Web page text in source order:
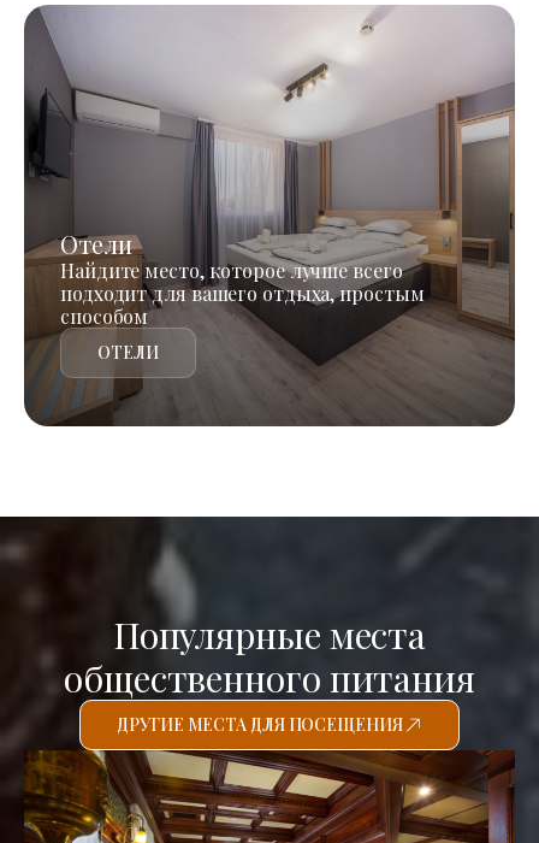
Отели
Найдите место, которое лучше всего
подходит для вашего отдыха, простым
способом
ОТЕЛИ
Популярные места
общественного питания
ДРУГИЕ МЕСТА ДЛЯ ПОСЕЩЕНИЯ